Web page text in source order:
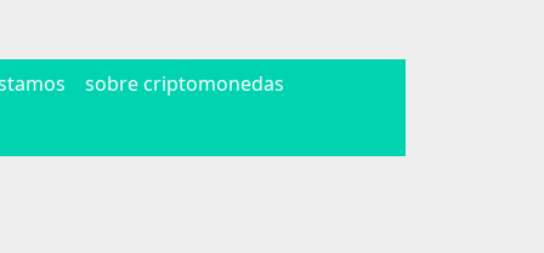
sobre criptomonedas